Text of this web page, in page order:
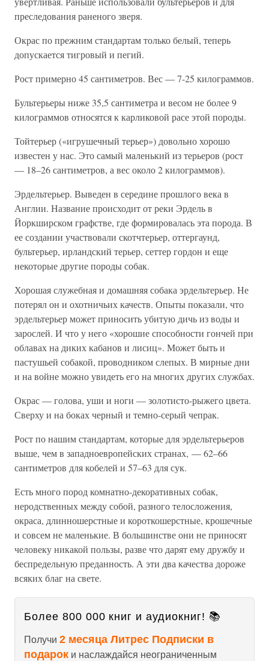
преследования раненого зверя.
Окрас по прежним стандартам только белый, теперь
допускается тигровый и пегий.
Рост примерно 45 сантиметров. Вес — 7-25 килограммов.
Бультерьеры ниже 35,5 сантиметра и весом не более 9
килограммов относятся к карликовой расе этой породы.
Тойтерьер («игрушечный терьер») довольно хорошо
известен у нас. Это самый маленький из терьеров (рост
— 18–26 сантиметров, а вес около 2 килограммов).
Эрдельтерьер. Выведен в середине прошлого века в
Англии. Название происходит от реки Эрдель в
Йоркширском графстве, где формировалась эта порода. В
ее создании участвовали скотчтерьер, оттергаунд,
бультерьер, ирландский терьер, сеттер гордон и еще
некоторые другие породы собак.
Хорошая служебная и домашняя собака эрдельтерьер. Не
потерял он и охотничьих качеств. Опыты показали, что
эрдельтерьер может приносить убитую дичь из воды и
зарослей. И что у него «хорошие способности гончей при
облавах на диких кабанов и лисиц». Может быть и
пастушьей собакой, проводником слепых. В мирные дни
и на войне можно увидеть его на многих других службах.
Окрас — голова, уши и ноги — золотисто-рыжего цвета.
Сверху и на боках черный и темно-серый чепрак.
Рост по нашим стандартам, которые для эрдельтерьеров
выше, чем в западноевропейских странах, — 62–66
сантиметров для кобелей и 57–63 для сук.
Есть много пород комнатно-декоративных собак,
неродственных между собой, разного телосложения,
окраса, длинношерстные и короткошерстные, крошечные
и совсем не маленькие. В большинстве они не приносят
человеку никакой пользы, разве что дарят ему дружбу и
беспредельную преданность. А эти два качества дороже
всяких благ на свете.
Более 800 000 книг и аудиокниг! 📚
Получи 2 месяца Литрес Подписки в
подарок и наслаждайся неограниченным